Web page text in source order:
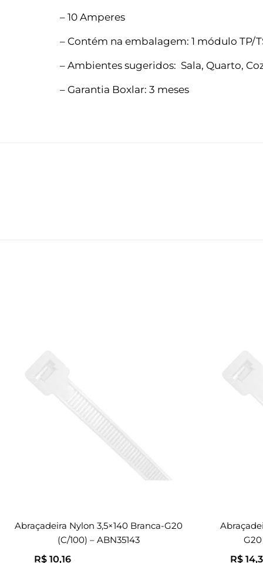
– 10 Amperes
– Contém na embalagem: 1 módulo TP/
– Ambientes sugeridos: Sala, Quarto,
– Garantia Boxlar: 3 meses
Abraçadeira Nylon 3,5×140 Branca-G20
(c/100) – ABN35143
R$10,16
R$